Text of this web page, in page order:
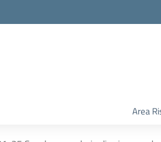
Area